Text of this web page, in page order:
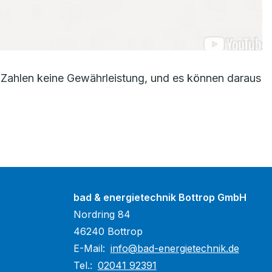
keine Gewährleistung, und es können daraus
bad & energietechnik Bottrop GmbH
Nordring 84
46240 Bottrop
E-Mail: info@bad-energietechnik.de
Tel.: 02041 92391